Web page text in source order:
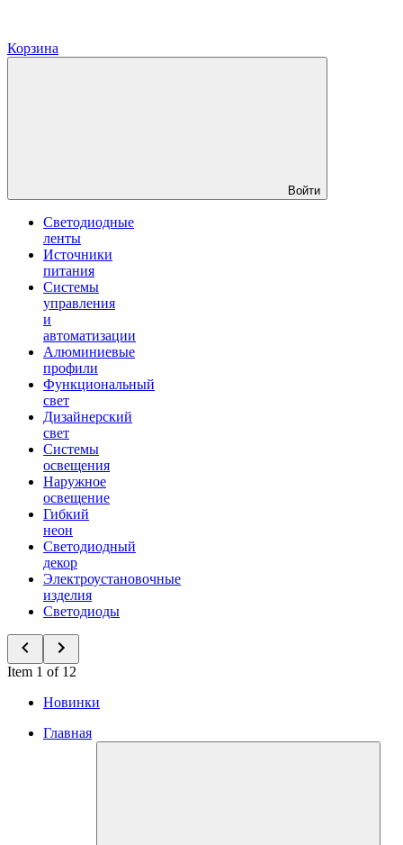
Корзина
Войти
Светодиодные
ленты
Источники
питания
Системы
управления
и
автоматизации
Алюминиевые
профили
Функциональный
свет
Дизайнерский
свет
Системы
освещения
Наружное
освещение
Гибкий
неон
Светодиодный
декор
Электроустановочные
изделия
Светодиоды
Item 1 of 12
Новинки
Главная